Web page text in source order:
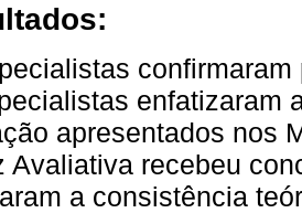
enfatizaram
apresentados nos
Avaliativa recebeu
a consistência